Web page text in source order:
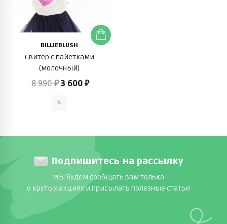
BILLIEBLUSH
Свитер с пайетками
(молочный)
8 990 ₽3 600 ₽
4
Подпишитесь на рассылку
Мы будем сообщать вам только
о крутых акциях и присылать полезные статьи